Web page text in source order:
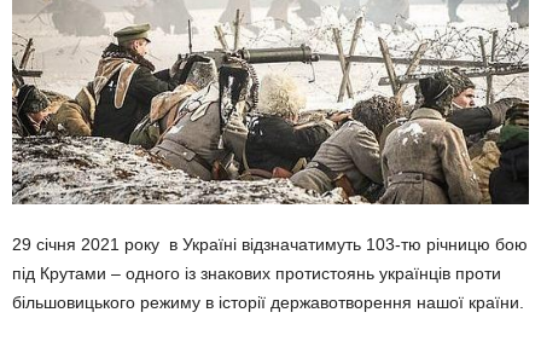
29 січня 2021 року в Україні відзначатимуть 103-тю річницю бою
під Крутами – одного із знакових протистоянь українців проти
більшовицького режиму в історії державотворення нашої країни.